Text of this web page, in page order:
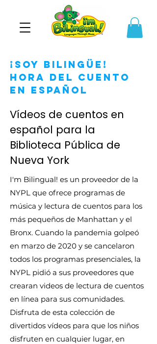
¡Soy bilingüe!
Hora del cuento
en español
Vídeos de cuentos en
español para la
Biblioteca Pública de
Nueva York
I'm Bilingual! es un proveedor de la
NYPL que ofrece programas de
música y lectura de cuentos para los
más pequeños de Manhattan y el
Bronx. Cuando la pandemia golpeó
en marzo de 2020 y se cancelaron
todos los programas presenciales, la
NYPL pidió a sus proveedores que
crearan videos de lectura de cuentos
en línea para sus comunidades.
Disfruta de esta colección de
divertidos vídeos para que los niños
disfruten en cualquier lugar, en